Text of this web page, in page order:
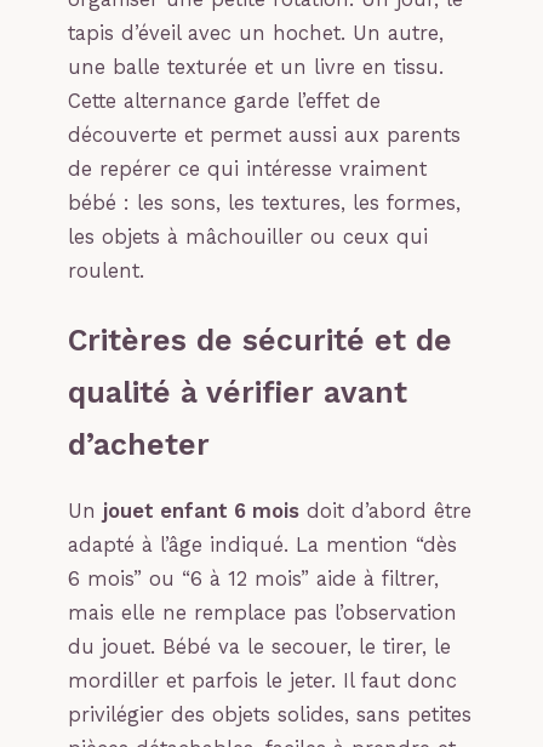
tapis d’éveil avec un hochet. Un autre,
une balle texturée et un livre en tissu.
Cette alternance garde l’effet de
découverte et permet aussi aux parents
de repérer ce qui intéresse vraiment
bébé : les sons, les textures, les formes,
les objets à mâchouiller ou ceux qui
roulent.
Critères de sécurité et de
qualité à vérifier avant
d’acheter
Un jouet enfant 6 mois doit d’abord être
adapté à l’âge indiqué. La mention “dès
6 mois” ou “6 à 12 mois” aide à filtrer,
mais elle ne remplace pas l’observation
du jouet. Bébé va le secouer, le tirer, le
mordiller et parfois le jeter. Il faut donc
privilégier des objets solides, sans petites